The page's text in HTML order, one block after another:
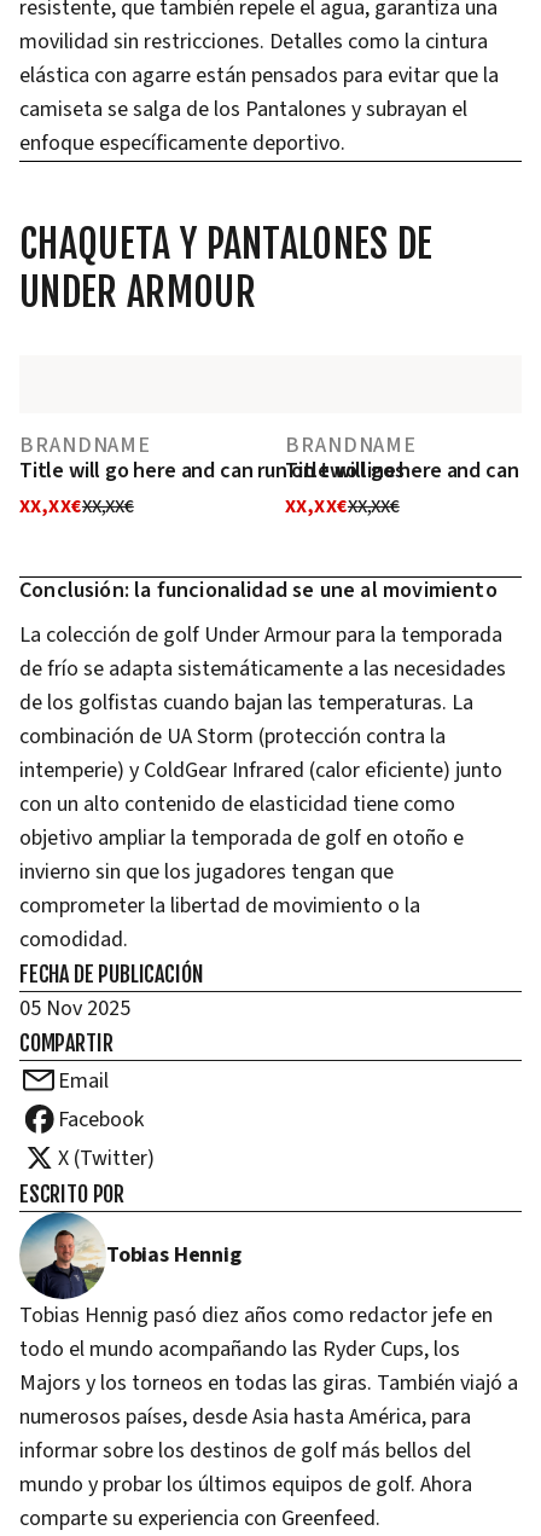
resistente, que también repele el agua, garantiza una
movilidad sin restricciones. Detalles como la cintura
elástica con agarre están pensados para evitar que la
camiseta se salga de los Pantalones y subrayan el
enfoque específicamente deportivo.
CHAQUETA Y PANTALONES DE
UNDER ARMOUR
BRANDNAME
Title will go here and can run on two lines
XX,XX€XX,XX€
BRANDNAME
Title will go here and can
XX,XX€XX,XX€
Conclusión: la funcionalidad se une al movimiento
La colección de golf Under Armour para la temporada
de frío se adapta sistemáticamente a las necesidades
de los golfistas cuando bajan las temperaturas. La
combinación de UA Storm (protección contra la
intemperie) y ColdGear Infrared (calor eficiente) junto
con un alto contenido de elasticidad tiene como
objetivo ampliar la temporada de golf en otoño e
invierno sin que los jugadores tengan que
comprometer la libertad de movimiento o la
comodidad.
FECHA DE PUBLICACIÓN
05 Nov 2025
COMPARTIR
Email
Facebook
X (Twitter)
ESCRITO POR
Tobias Hennig
Tobias Hennig pasó diez años como redactor jefe en
todo el mundo acompañando las Ryder Cups, los
Majors y los torneos en todas las giras. También viajó a
numerosos países, desde Asia hasta América, para
informar sobre los destinos de golf más bellos del
mundo y probar los últimos equipos de golf. Ahora
comparte su experiencia con Greenfeed.